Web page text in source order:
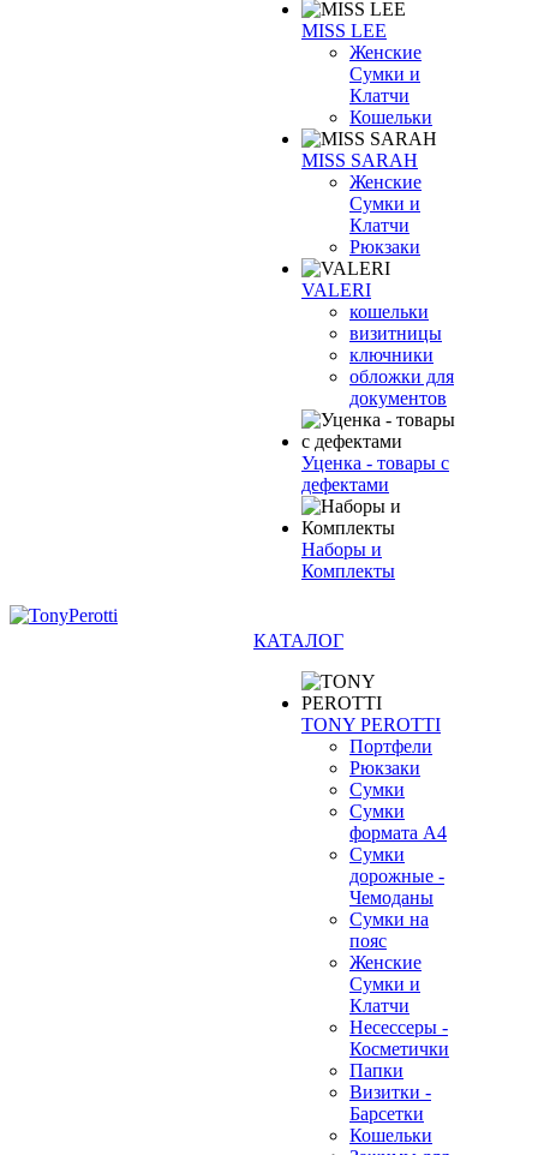
MISS LEE
Женские
Сумки и
Клатчи
Кошельки
MISS SARAH
Женские
Сумки и
Клатчи
Рюкзаки
VALERI
кошельки
визитницы
ключники
обложки для
документов
Уценка - товары с
дефектами
Наборы и
Комплекты
КАТАЛОГ
TONY PEROTTI
Портфели
Рюкзаки
Сумки
Сумки
формата А4
Сумки
дорожные -
Чемоданы
Сумки на
пояс
Женские
Сумки и
Клатчи
Несессеры -
Косметички
Папки
Визитки -
Барсетки
Кошельки